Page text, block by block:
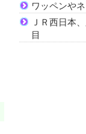
ワッペンや
ＪＲ西日本
目